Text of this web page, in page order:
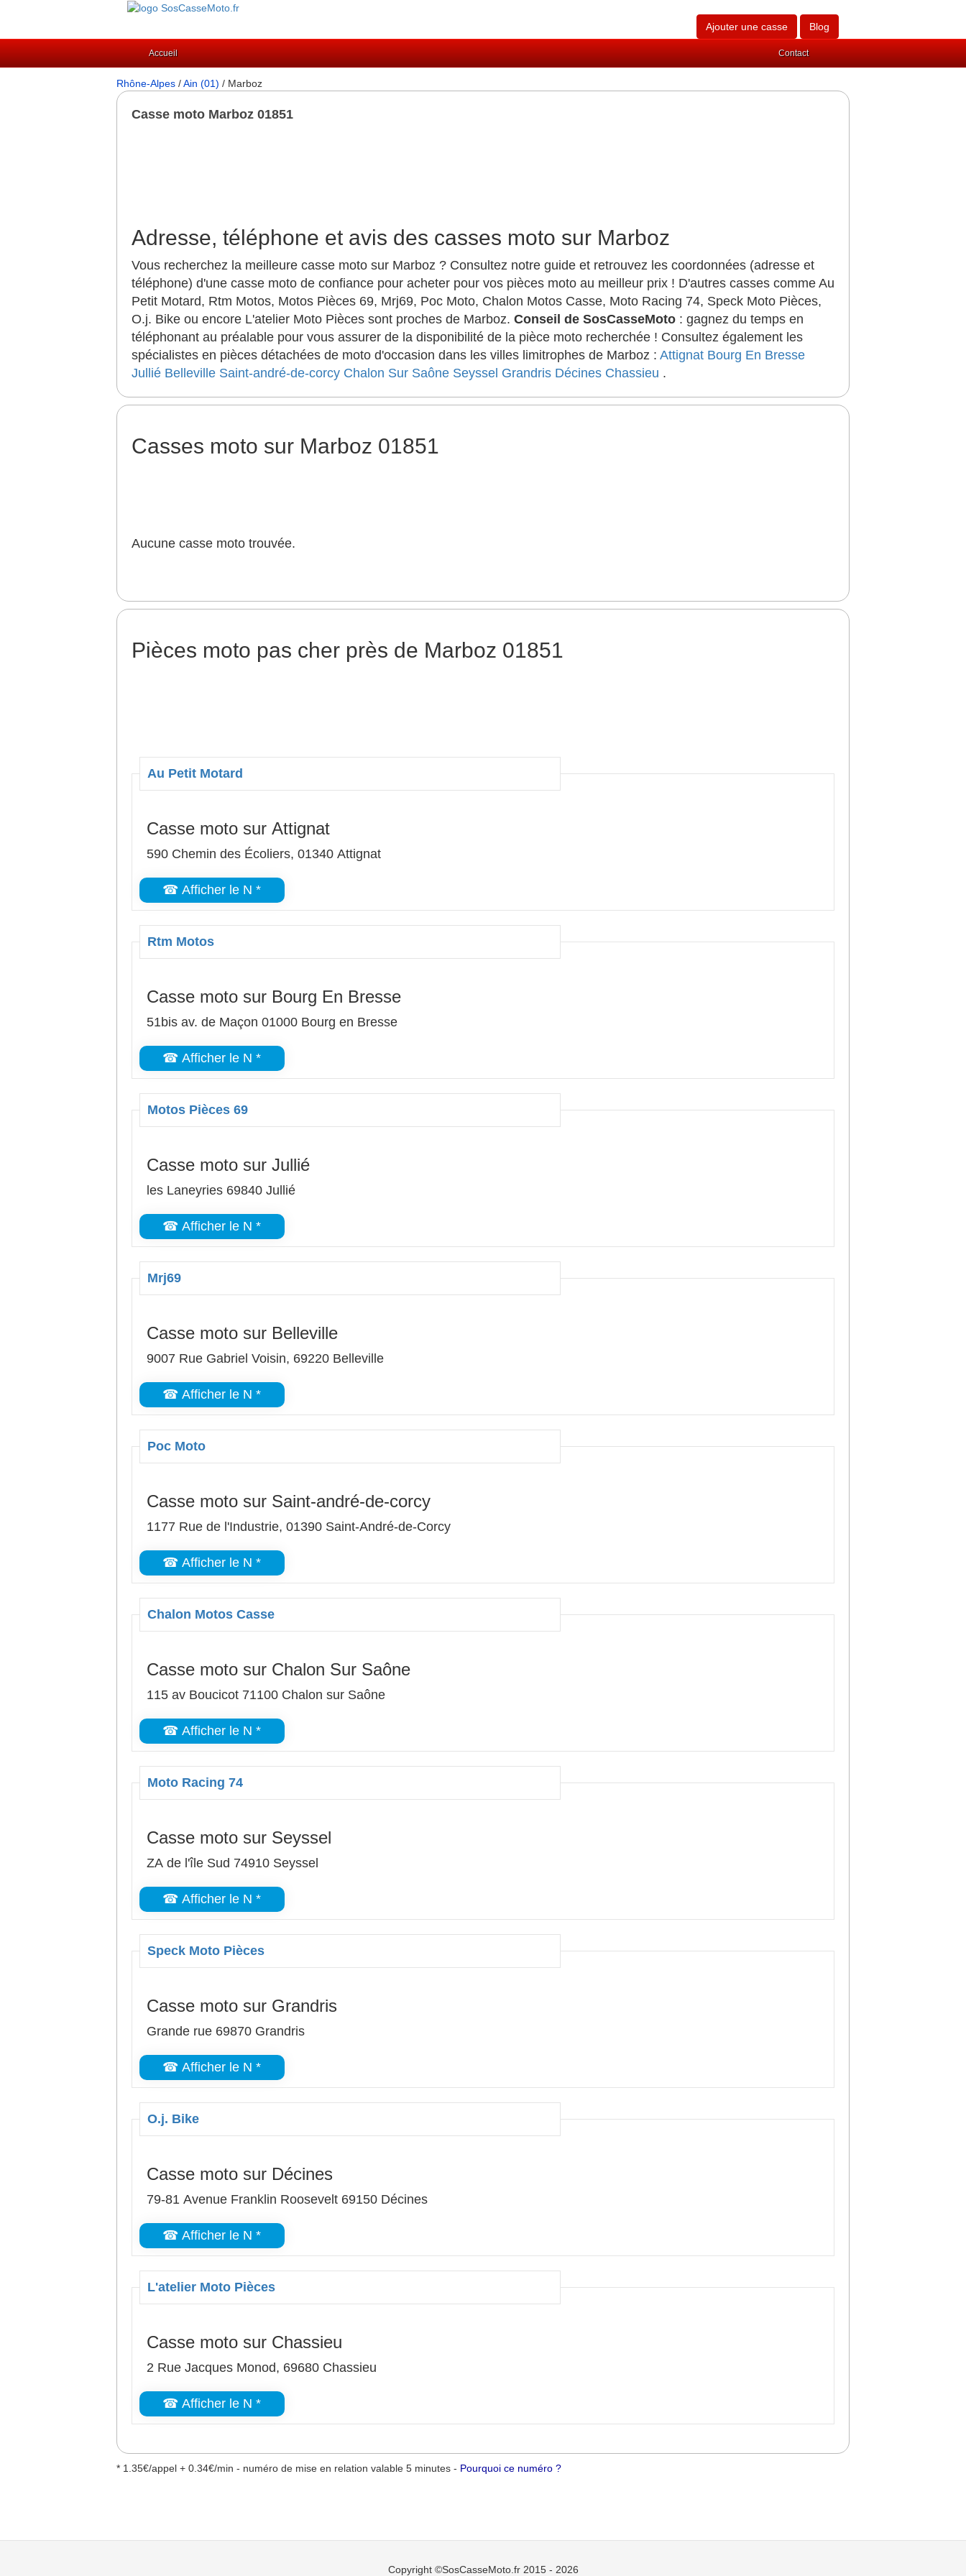
Ajouter une casse Blog
Accueil Contact
Rhône-Alpes /Ain (01) / Marboz
Casse moto Marboz 01851
Adresse, téléphone et avis des casses moto sur Marboz
Vous recherchez la meilleure casse moto sur Marboz ? Consultez notre guide et retrouvez les coordonnées (adresse et
téléphone) d'une casse moto de confiance pour acheter pour vos pièces moto au meilleur prix ! D'autres casses comme Au
Petit Motard, Rtm Motos, Motos Pièces 69, Mrj69, Poc Moto, Chalon Motos Casse, Moto Racing 74, Speck Moto Pièces,
O.j. Bike ou encore L'atelier Moto Pièces sont proches de Marboz. Conseil de SosCasseMoto : gagnez du temps en
téléphonant au préalable pour vous assurer de la disponibilité de la pièce moto recherchée ! Consultez également les
spécialistes en pièces détachées de moto d'occasion dans les villes limitrophes de Marboz : Attignat Bourg En Bresse
Jullié Belleville Saint-andré-de-corcy Chalon Sur Saône Seyssel Grandris Décines Chassieu .
Casses moto sur Marboz 01851
Aucune casse moto trouvée.
Pièces moto pas cher près de Marboz 01851
Au Petit Motard
Casse moto sur Attignat
590 Chemin des Écoliers, 01340 Attignat
☎ Afficher le N *
Rtm Motos
Casse moto sur Bourg En Bresse
51bis av. de Maçon 01000 Bourg en Bresse
☎ Afficher le N *
Motos Pièces 69
Casse moto sur Jullié
les Laneyries 69840 Jullié
☎ Afficher le N *
Mrj69
Casse moto sur Belleville
9007 Rue Gabriel Voisin, 69220 Belleville
☎ Afficher le N *
Poc Moto
Casse moto sur Saint-andré-de-corcy
1177 Rue de l'Industrie, 01390 Saint-André-de-Corcy
☎ Afficher le N *
Chalon Motos Casse
Casse moto sur Chalon Sur Saône
115 av Boucicot 71100 Chalon sur Saône
☎ Afficher le N *
Moto Racing 74
Casse moto sur Seyssel
ZA de l'île Sud 74910 Seyssel
☎ Afficher le N *
Speck Moto Pièces
Casse moto sur Grandris
Grande rue 69870 Grandris
☎ Afficher le N *
O.j. Bike
Casse moto sur Décines
79-81 Avenue Franklin Roosevelt 69150 Décines
☎ Afficher le N *
L'atelier Moto Pièces
Casse moto sur Chassieu
2 Rue Jacques Monod, 69680 Chassieu
☎ Afficher le N *
* 1.35€/appel + 0.34€/min - numéro de mise en relation valable 5 minutes - Pourquoi ce numéro ?
Copyright ©SosCasseMoto.fr 2015 - 2026